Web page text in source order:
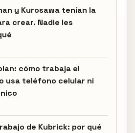
y Kurosawa tenían la
crear. Nadie les
cómo trabaja el
usa teléfono celular ni
de Kubrick: por qué